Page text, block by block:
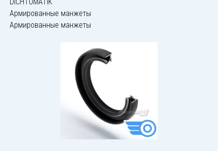
Армированные манжеты
Армированные манжеты